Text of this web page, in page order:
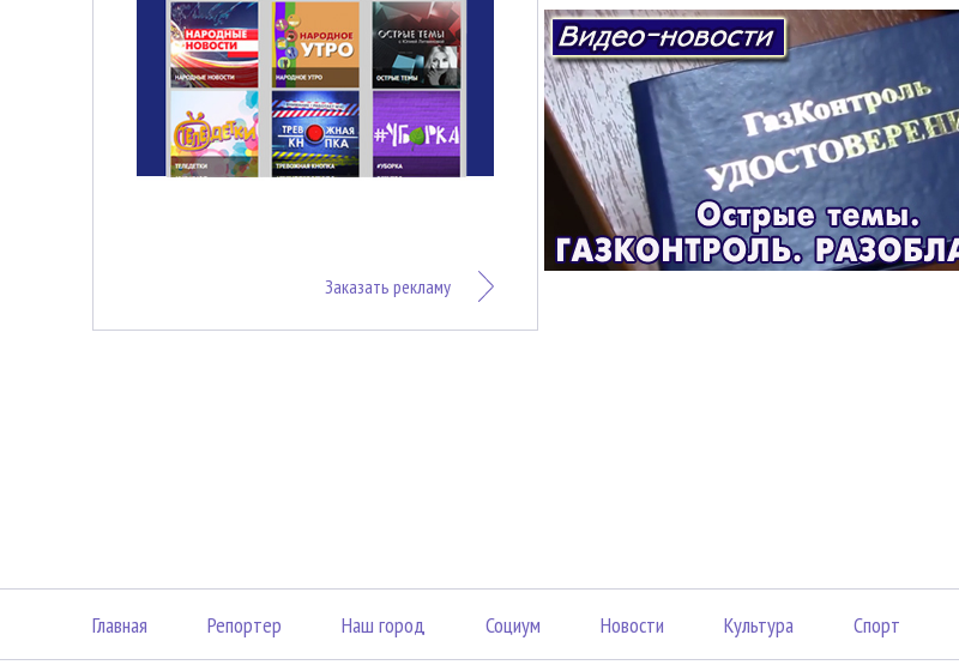
Заказать рекламу
Главная Репортер Наш город Социум Новости Культура Спорт